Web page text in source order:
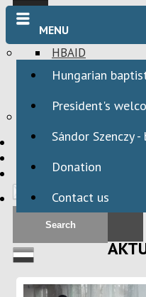
HBAID
DOMESTIC
HBAID
INTERNATIONAL
MENU
Hungarian
President's
Sándor Szenczy
Donation
Contact us